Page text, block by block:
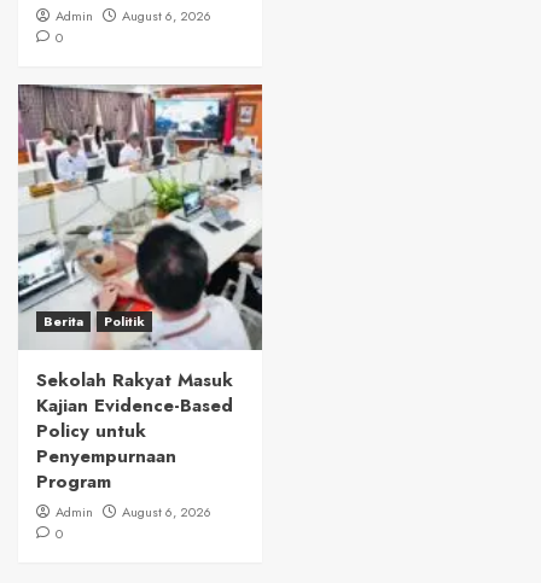
Admin
August 6, 2026
0
Berita Politik
Sekolah Rakyat Masuk
Kajian Evidence-Based
Policy untuk
Penyempurnaan
Program
Admin
August 6, 2026
0